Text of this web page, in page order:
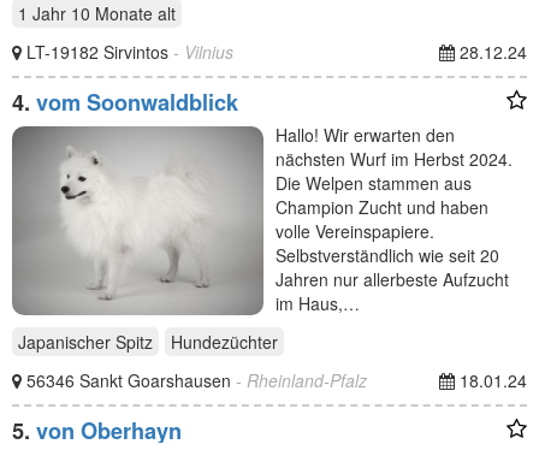
1 Jahr 10 Monate alt
LT-19182 Sirvintos - Vilnius 28.12.24
4. vom Soonwaldblick
Hallo! Wir erwarten den
nächsten Wurf im Herbst 2024.
Die Welpen stammen aus
Champion Zucht und haben
volle Vereinspapiere.
Selbstverständlich wie seit 20
Jahren nur allerbeste Aufzucht
im Haus,…
Japanischer Spitz
Hundezüchter
56346 Sankt Goarshausen - Rheinland-Pfalz 18.01.24
5. von Oberhayn